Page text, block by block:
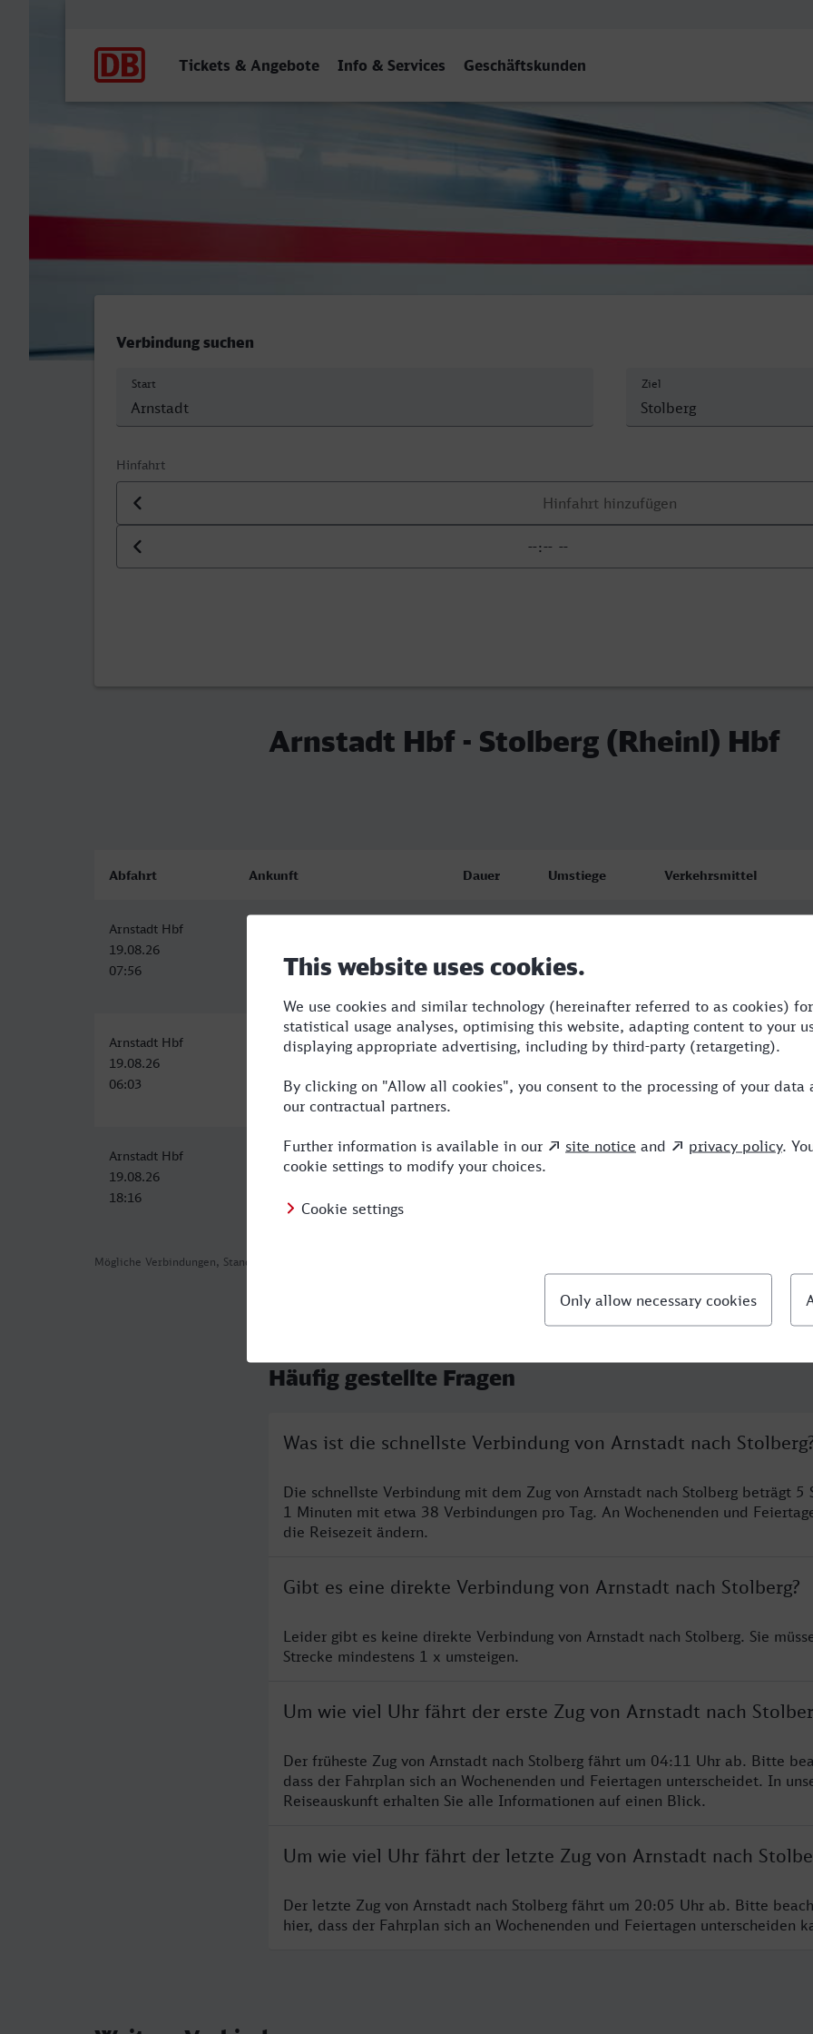
Tickets & Angebote Info & Services Geschäftskunden
Arnstadt Hbf - Stolberg (Rheinl) Hbf
Verbindung suchen
Start Ziel
Hinfahrt
Datum der Hinfahrt
Uhrzeit der Hinfahrt
Arnstadt Hbf - Stolberg (Rheinl) Hbf
Mögliche Verbindungen, Stand: 2026-08-05 17:17
Abfahrt Ankunft Dauer Umstiege Verkehrsmittel
Arnstadt Hbf
19.08.26
07:56
Arnstadt Hbf
19.08.26
06:03
Stolberg (Rheinl) Hbf
5:54 6 STB,ABR,CAN,ICE,NX
Arnstadt Hbf
19.08.26
18:16
Stolberg (Rheinl) Hbf
20.08.26
6:41 3 STB,ICE,NX
Häufig gestellte Fragen
Was ist die schnellste Verbindung von Arnstadt nach
Die schnellste Verbindung mit dem Zug von Arnstadt nach Stolberg beträgt 5
1 Minuten mit etwa 38 Verbindungen pro Tag. An Wochenenden und
die Reisezeit ändern.
Gibt es eine direkte Verbindung von Arnstadt nach Stolberg?
Leider gibt es keine direkte Verbindung von Arnstadt nach Stolberg. Sie
Strecke mindestens 1 x umsteigen.
Um wie viel Uhr fährt der erste Zug von Arnstadt nach
Der früheste Zug von Arnstadt nach Stolberg fährt um 04:11 Uhr ab. Bitte
dass der Fahrplan sich an Wochenenden und Feiertagen unterscheidet. In
Reiseauskunft erhalten Sie alle Informationen auf einen Blick.
Um wie viel Uhr fährt der letzte Zug von Arnstadt nach
Der letzte Zug von Arnstadt nach Stolberg fährt um 20:05 Uhr ab. Bitte
hier, dass der Fahrplan sich an Wochenenden und Feiertagen unterscheiden